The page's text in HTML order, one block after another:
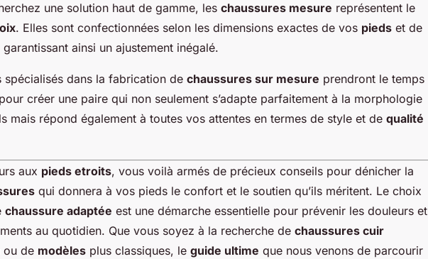
une solution haut de gamme, les chaussures mesure représentent le
. Elles sont confectionnées selon les dimensions exactes de vos pieds et de
garantissant ainsi un ajustement inégalé.
spécialisés dans la fabrication de chaussures sur mesure prendront le temps
créer une paire qui non seulement s’adapte parfaitement à la morphologie
mais répond également à toutes vos attentes en termes de style et de qualité
aux pieds etroits, vous voilà armés de précieux conseils pour dénicher la
qui donnera à vos pieds le confort et le soutien qu’ils méritent. Le choix
chaussure adaptée est une démarche essentielle pour prévenir les douleurs et
au quotidien. Que vous soyez à la recherche de chaussures cuir
ou de modèles plus classiques, le guide ultime que nous venons de parcourir